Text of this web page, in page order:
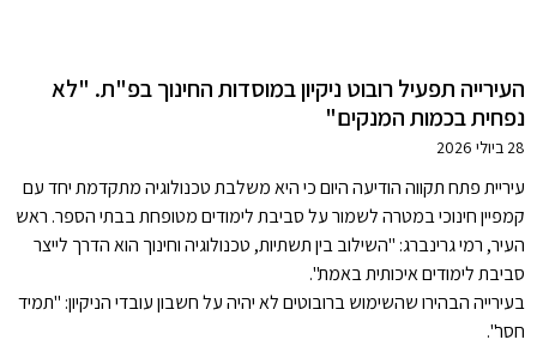
העירייה תפעיל רובוט ניקיון במוסדות החינוך בפ"ת. "לא
נפחית בכמות המנקים"
28 ביולי 2026
עיריית פתח תקווה הודיעה היום כי היא משלבת טכנולוגיה מתקדמת יחד עם
קמפיין חינוכי במטרה לשמור על סביבת לימודים מטופחת בבתי הספר. ראש
העיר, רמי גרינברג: "השילוב בין תשתיות, טכנולוגיה וחינוך הוא הדרך לייצר
סביבת לימודים איכותית באמת".
בעירייה הבהירו שהשימוש ברובוטים לא יהיה על חשבון עובדי הניקיון: "תמיד
חסר".